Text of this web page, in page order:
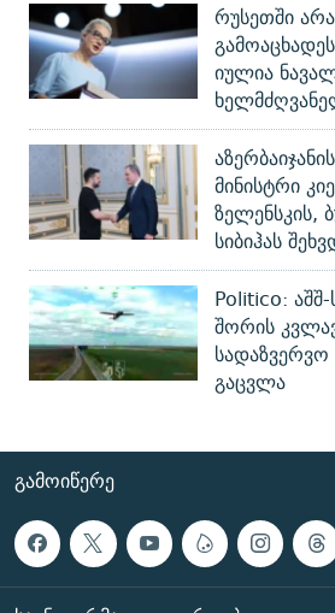
რუსეთში
იულია
მინისტრი
ზელენსკის,
სიბიჰას
Politico:
შორის
გაცვლა
ᲒᲐᲛᲝᲘᲬᲔᲠᲔ